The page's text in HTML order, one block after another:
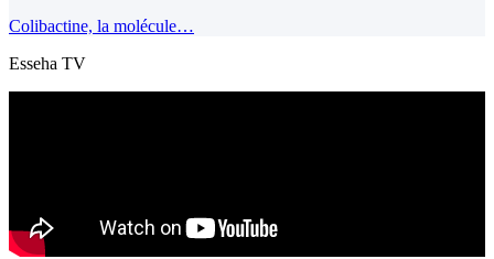
Colibactine, la molécule…
Esseha TV